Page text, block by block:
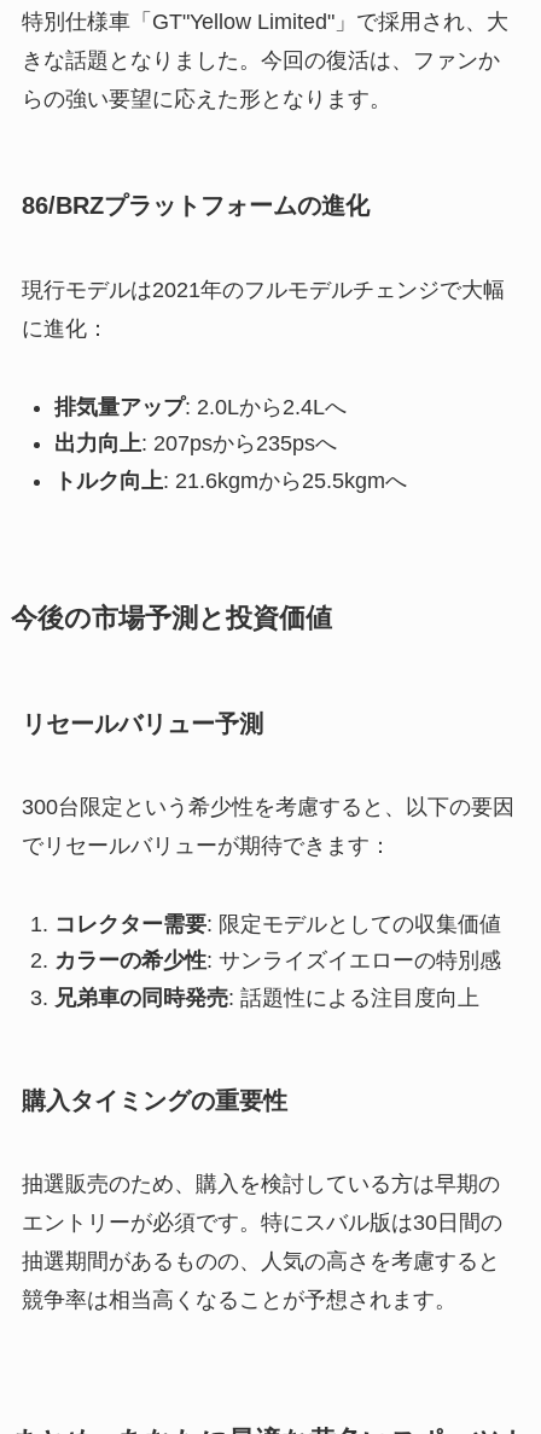
特別仕様車「GT"Yellow Limited"」で採用され、大
きな話題となりました。今回の復活は、ファンか
らの強い要望に応えた形となります。
86/BRZプラットフォームの進化
現行モデルは2021年のフルモデルチェンジで大幅
に進化：
排気量アップ: 2.0Lから2.4Lへ
出力向上: 207psから235psへ
トルク向上: 21.6kgmから25.5kgmへ
今後の市場予測と投資価値
リセールバリュー予測
300台限定という希少性を考慮すると、以下の要因
でリセールバリューが期待できます：
コレクター需要: 限定モデルとしての収集価値
カラーの希少性: サンライズイエローの特別感
兄弟車の同時発売: 話題性による注目度向上
購入タイミングの重要性
抽選販売のため、購入を検討している方は早期の
エントリーが必須です。特にスバル版は30日間の
抽選期間があるものの、人気の高さを考慮すると
競争率は相当高くなることが予想されます。